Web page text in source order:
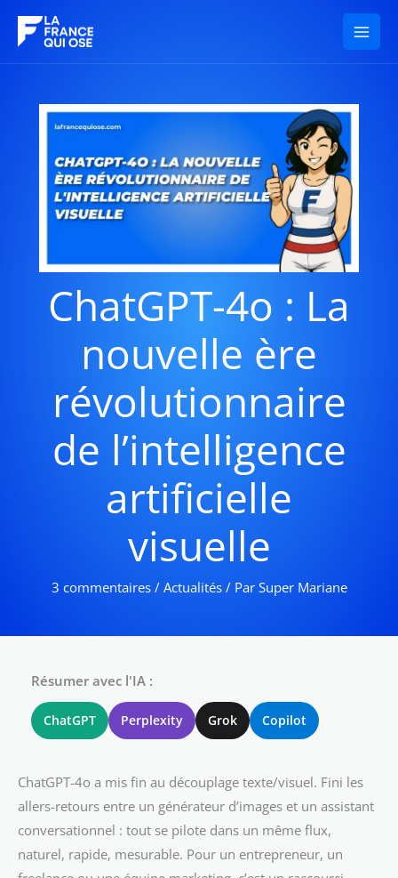
contenu
ChatGPT-4o : La
nouvelle ère
révolutionnaire
de l’intelligence
artificielle
visuelle
3 commentaires / Actualités/ Par Super Mariane
Résumer avec l'IA :
ChatGPT Perplexity Grok Copilot
ChatGPT-4o a mis fin au découplage texte/visuel. Fini les
allers-retours entre un générateur d’images et un assistant
conversationnel : tout se pilote dans un même flux,
naturel, rapide, mesurable. Pour un entrepreneur, un